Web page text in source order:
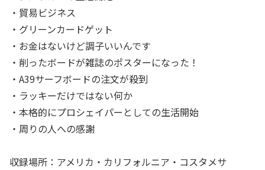
・貿易ビジネス
・グリーンカードゲット
・お金はないけど調子いいんです
・削ったボードが雑誌のポスターになった！
・A39サーフボードの注文が殺到
・ラッキーだけではない何か
・本格的にプロシェイパーとしての生活開始
・周りの人への感謝
収録場所：アメリカ・カリフォルニア・コスタメサ